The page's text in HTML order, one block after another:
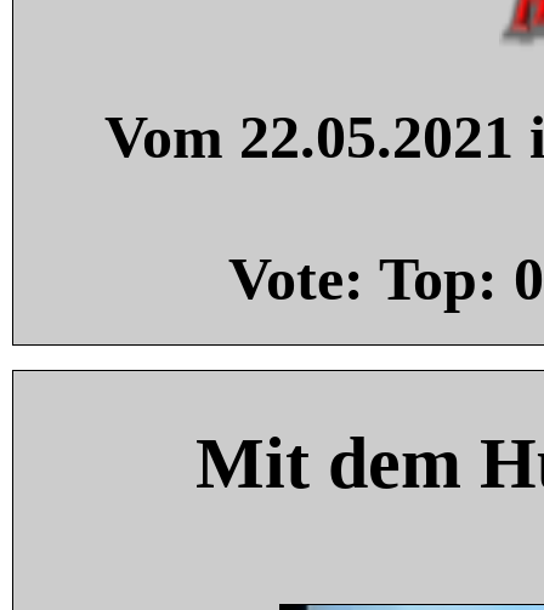
Vom
Vote: Top: 0
Mit dem